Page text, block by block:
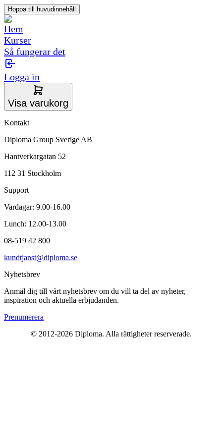
Hoppa till huvudinnehåll
Hem
Kurser
Så fungerar det
Logga in
Visa varukorg
Kontakt
Diploma Group Sverige AB
Hantverkargatan 52
112 31 Stockholm
Support
Vardagar: 9.00-16.00
Lunch: 12.00-13.00
08-519 42 800
kundtjanst@diploma.se
Nyhetsbrev
Anmäl dig till vårt nyhetsbrev om du vill ta del av nyheter,
inspiration och aktuella erbjudanden.
Prenumerera
© 2012-2026Diploma. Alla rättigheter reserverade.